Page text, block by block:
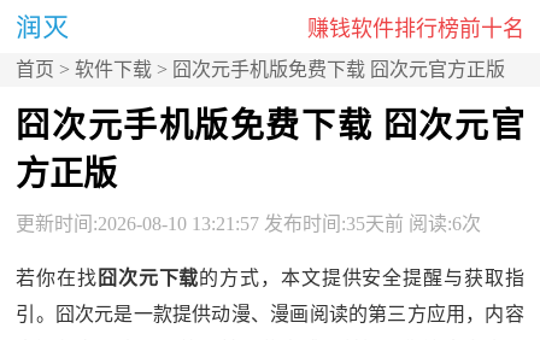
赚钱软件排行榜前十名
首页 >软件下载 > 囧次元手机版免费下载 囧次元官方正版
囧次元手机版免费下载 囧次元官
方正版
更新时间:2026-08-10 13:21:57 发布时间:35天前 阅读:6次
若你在找 囧次元下载的方式，本文提供安全提醒与获取指
引。囧次元是一款提供动漫、漫画阅读的第三方应用，内容